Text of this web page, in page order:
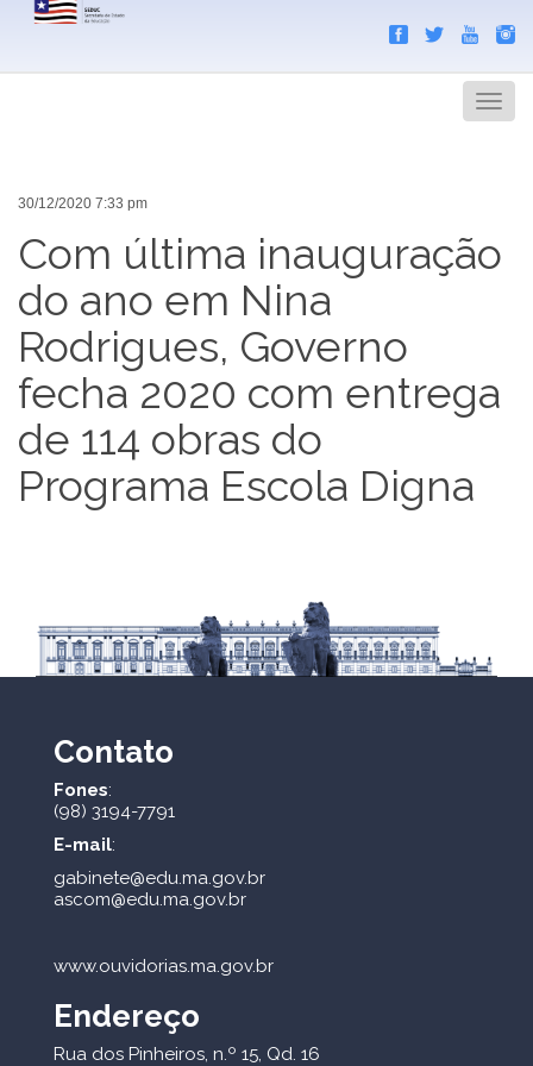
Menu
30/12/2020 7:33 pm
Com última inauguração
do ano em Nina
Rodrigues, Governo
fecha 2020 com entrega
de 114 obras do
Programa Escola Digna
Contato
Fones:
(98) 3194-7791
E-mail:
gabinete@edu.ma.gov.br
ascom@edu.ma.gov.br
www.ouvidorias.ma.gov.br
Endereço
Rua dos Pinheiros, n.º 15, Qd. 16